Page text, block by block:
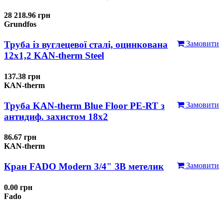
28 218.96 грн
Grundfos
Замовити
Труба із вуглецевої сталі, оцинкована
12x1,2 KAN-therm Steel
137.38 грн
KAN-therm
Замовити
Труба KAN-therm Blue Floor PE-RT з
антидиф. захистом 18х2
86.67 грн
KAN-therm
Замовити
Кран FADO Modern 3/4" ЗВ метелик
0.00 грн
Fado